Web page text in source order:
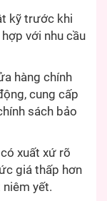
kỹ trước khi
với nhu cầu
hàng chính
cung cấp
sách bảo
xuất xứ rõ
giá thấp hơn
niêm yết.